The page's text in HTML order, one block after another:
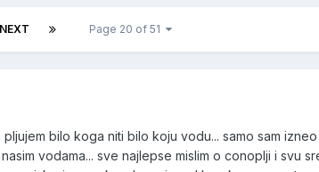
NEXT Page 20 of 51
bilo koga niti bilo koju vodu... samo sam
vodama... sve najlepse mislim o conoplji i svu